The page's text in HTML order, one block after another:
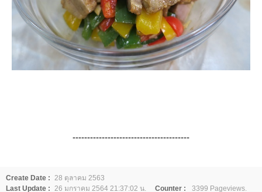
----------------------------------------
Create Date : 28 ตุลาคม 2563
Last Update : 26 มกราคม 2564 21:37:02 น. Counter :
3399 Pageviews.